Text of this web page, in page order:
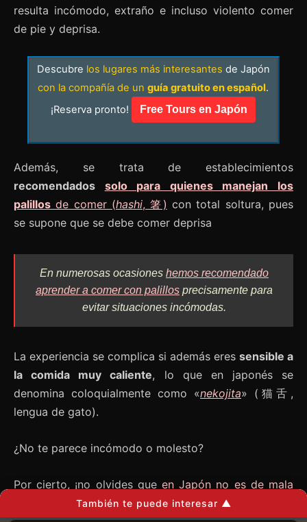
resulta incómodo, extraño e incluso violento comer
de pie y deprisa.
Descubre los lugares más interesantes de Japón
con la compañía de unguía gratuito en español.
¡Reserva pronto!
Free Tours en Japón
Además, se trata de establecimientos
recomendados solo para quienes manejan los
palillos de comer (hashi, 箸) con total soltura, pues
se supone que se debe comer deprisa
En numerosas ocasiones hemos recomendado
aprender a comer con palillos precisamente para
evitar situaciones incómodas.
La experiencia se complica si además eres sensible a
la comida muy caliente, lo que en japonés se
denomina coloquialmente como «nekojita» (猫舌,
lengua de gato).
¿No te parece incómodo o molesto?
Por cierto, ¡no olvides que en Japón no es de mala
educación sorber los fideos de manera ruidosa
También te puede interesar ▲